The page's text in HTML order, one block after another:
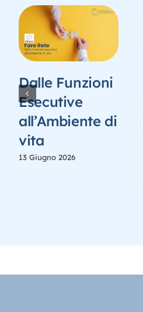
Dalle Funzioni
Esecutive
all’Ambiente di
vita
13 Giugno 2026